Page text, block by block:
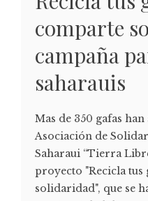
comparte
campaña
saharauis
Mas de 350 gafas
Asociación de
Saharaui “Tierra
proyecto "Recicla tus
solidaridad", que se